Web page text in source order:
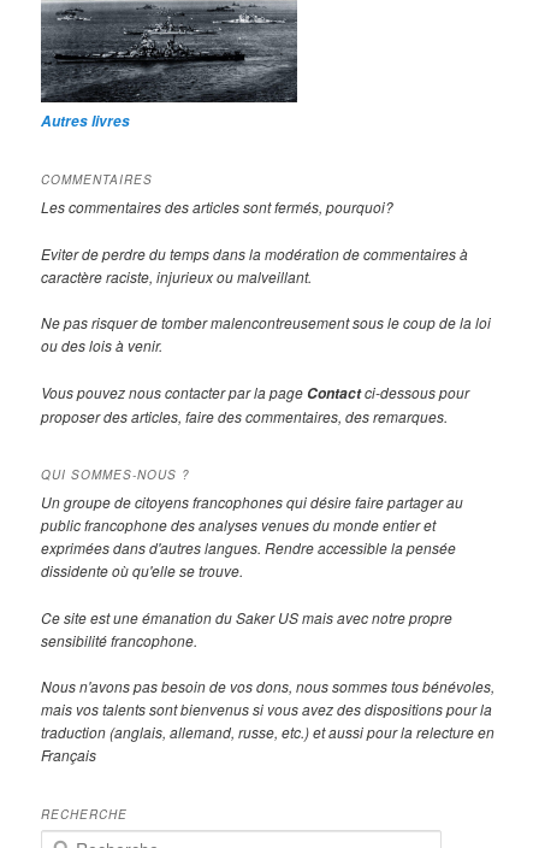
Autres livres
COMMENTAIRES
Les commentaires des articles sont fermés, pourquoi?
Eviter de perdre du temps dans la modération de commentaires à
caractère raciste, injurieux ou malveillant.
Ne pas risquer de tomber malencontreusement sous le coup de la loi
ou des lois à venir.
Vous pouvez nous contacter par la page Contactci-dessous pour
proposer des articles, faire des commentaires, des remarques.
QUI SOMMES-NOUS ?
Un groupe de citoyens francophones qui désire faire partager au
public francophone des analyses venues du monde entier et
exprimées dans d'autres langues. Rendre accessible la pensée
dissidente où qu'elle se trouve.
Ce site est une émanation du Saker US mais avec notre propre
sensibilité francophone.
Nous n'avons pas besoin de vos dons, nous sommes tous bénévoles,
mais vos talents sont bienvenus si vous avez des dispositions pour la
traduction (anglais, allemand, russe, etc.) et aussi pour la relecture en
Français
RECHERCHE